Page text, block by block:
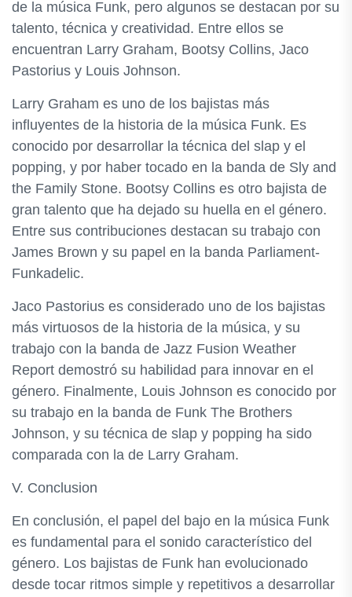
de la música Funk, pero algunos se destacan por su
talento, técnica y creatividad. Entre ellos se
encuentran Larry Graham, Bootsy Collins, Jaco
Pastorius y Louis Johnson.
Larry Graham es uno de los bajistas más
influyentes de la historia de la música Funk. Es
conocido por desarrollar la técnica del slap y el
popping, y por haber tocado en la banda de Sly and
the Family Stone. Bootsy Collins es otro bajista de
gran talento que ha dejado su huella en el género.
Entre sus contribuciones destacan su trabajo con
James Brown y su papel en la banda Parliament-
Funkadelic.
Jaco Pastorius es considerado uno de los bajistas
más virtuosos de la historia de la música, y su
trabajo con la banda de Jazz Fusion Weather
Report demostró su habilidad para innovar en el
género. Finalmente, Louis Johnson es conocido por
su trabajo en la banda de Funk The Brothers
Johnson, y su técnica de slap y popping ha sido
comparada con la de Larry Graham.
V. Conclusion
En conclusión, el papel del bajo en la música Funk
es fundamental para el sonido característico del
género. Los bajistas de Funk han evolucionado
desde tocar ritmos simple y repetitivos a desarrollar